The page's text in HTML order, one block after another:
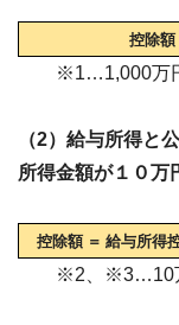
控除
※1…1,000万円
（2）給与所得と
所得金額が１０万
控除額 ＝ 給与所得
※2、※3…10万